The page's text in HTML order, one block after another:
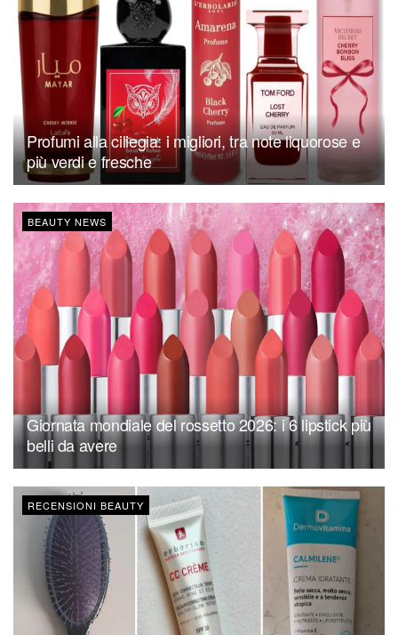
Profumi alla ciliegia: i migliori, tra note liquorose e
più verdi e fresche
BEAUTY NEWS
Giornata mondiale del rossetto 2026: i 6 lipstick più
belli da avere
RECENSIONI BEAUTY